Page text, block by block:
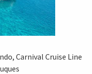
Carnival Cruise Line